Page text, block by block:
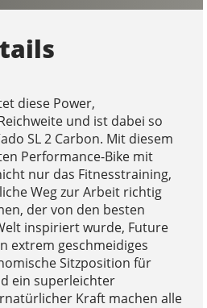
diese Power,
und ist dabei so
SL 2 Carbon. Mit diesem
Performance-Bike mit
nur das Fitnesstraining,
Weg zur Arbeit richtig
der von den besten
inspiriert wurde, Future
extrem geschmeidiges
Sitzposition für
ein superleichter
Kraft machen alle